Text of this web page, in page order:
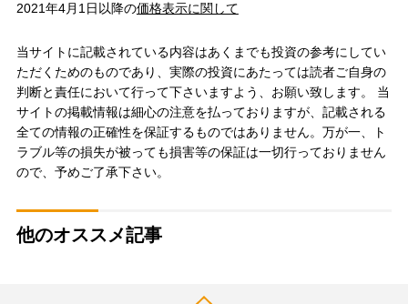
2021年4月1日以降の価格表示に関して
当サイトに記載されている内容はあくまでも投資の参考にしてい
ただくためのものであり、実際の投資にあたっては読者ご自身の
判断と責任において行って下さいますよう、お願い致します。 当
サイトの掲載情報は細心の注意を払っておりますが、記載される
全ての情報の正確性を保証するものではありません。万が一、ト
ラブル等の損失が被っても損害等の保証は一切行っておりません
ので、予めご了承下さい。
他のオススメ記事